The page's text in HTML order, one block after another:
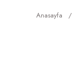
Anasayfa